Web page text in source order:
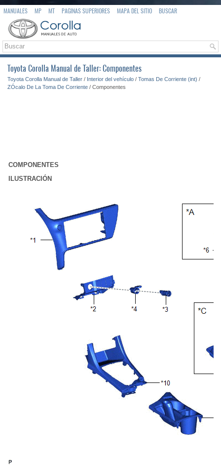
MANUALES MP MT PAGINAS SUPERIORES MAPA DEL SITIO BUSCAR
Toyota Corolla Manual de Taller: Componentes
Toyota Corolla Manual de Taller / Interior del vehículo / Tomas De Corriente (int) /
ZÓcalo De La Toma De Corriente / Componentes
COMPONENTES
ILUSTRACIÓN